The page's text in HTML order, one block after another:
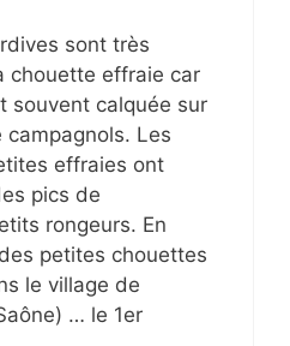
sont très
chouette effraie car
souvent calquée sur
Les
effraies ont
pics de
rongeurs. En
petites chouettes
le village de
… le 1er